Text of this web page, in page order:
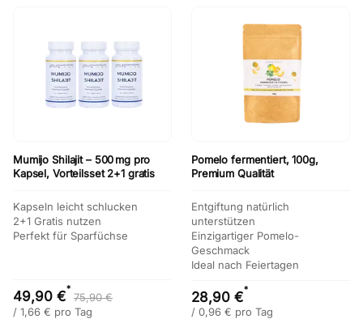
Mumijo Shilajit – 500 mg pro
Kapsel, Vorteilsset 2+1 gratis
Kapseln leicht schlucken
2+1 Gratis nutzen
Perfekt für Sparfüchse
49,90 €*
75,90 €
/ 1,66 € pro Tag
Pomelo fermentiert, 100g,
Premium Qualität
Entgiftung natürlich
unterstützen
Einzigartiger Pomelo-
Geschmack
Ideal nach Feiertagen
28,90 €*
/ 0,96 € pro Tag